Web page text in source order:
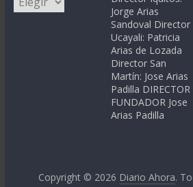
Jorge Arias
Sandoval Director
Ucayali: Patricia
Arias de Lozada
Director San
Martín: Jose Arias
Padilla DIRECTOR
FUNDADOR Jose
Arias Padilla
Copyright © 2026 Diario Ahora.